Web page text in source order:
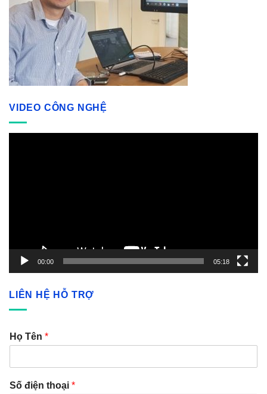
VIDEO CÔNG NGHỆ
00:00 05:18
LIÊN HỆ HỖ TRỢ
Họ Tên *
Số điện thoại *